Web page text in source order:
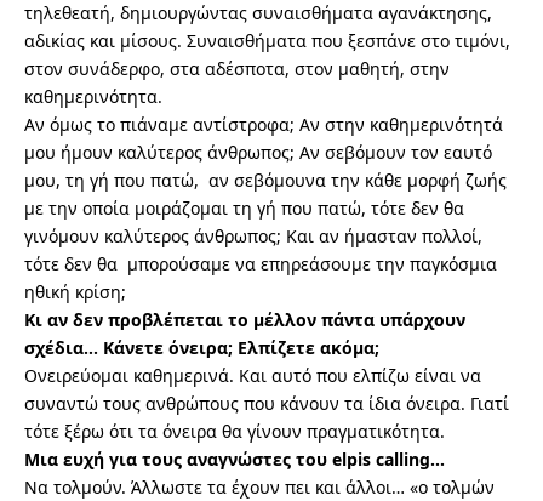
τηλεθεατή, δημιουργώντας συναισθήματα αγανάκτησης,
αδικίας και μίσους. Συναισθήματα που ξεσπάνε στο τιμόνι,
στον συνάδερφο, στα αδέσποτα, στον μαθητή, στην
καθημερινότητα.
Αν όμως το πιάναμε αντίστροφα; Αν στην καθημερινότητά
μου ήμουν καλύτερος άνθρωπος; Αν σεβόμουν τον εαυτό
μου, τη γή που πατώ, αν σεβόμουνα την κάθε μορφή ζωής
με την οποία μοιράζομαι τη γή που πατώ, τότε δεν θα
γινόμουν καλύτερος άνθρωπος; Και αν ήμασταν πολλοί,
τότε δεν θα μπορούσαμε να επηρεάσουμε την παγκόσμια
ηθική κρίση;
Κι αν δεν προβλέπεται το μέλλον πάντα υπάρχουν
σχέδια… Κάνετε όνειρα; Ελπίζετε ακόμα;
Ονειρεύομαι καθημερινά. Και αυτό που ελπίζω είναι να
συναντώ τους ανθρώπους που κάνουν τα ίδια όνειρα. Γιατί
τότε ξέρω ότι τα όνειρα θα γίνουν πραγματικότητα.
Μια ευχή για τους αναγνώστες του elpis calling…
Να τολμούν. Άλλωστε τα έχουν πει και άλλοι… «ο τολμών